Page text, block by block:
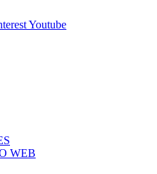
Youtube
WEB